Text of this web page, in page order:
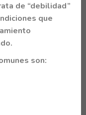
de “debilidad”
que
son: